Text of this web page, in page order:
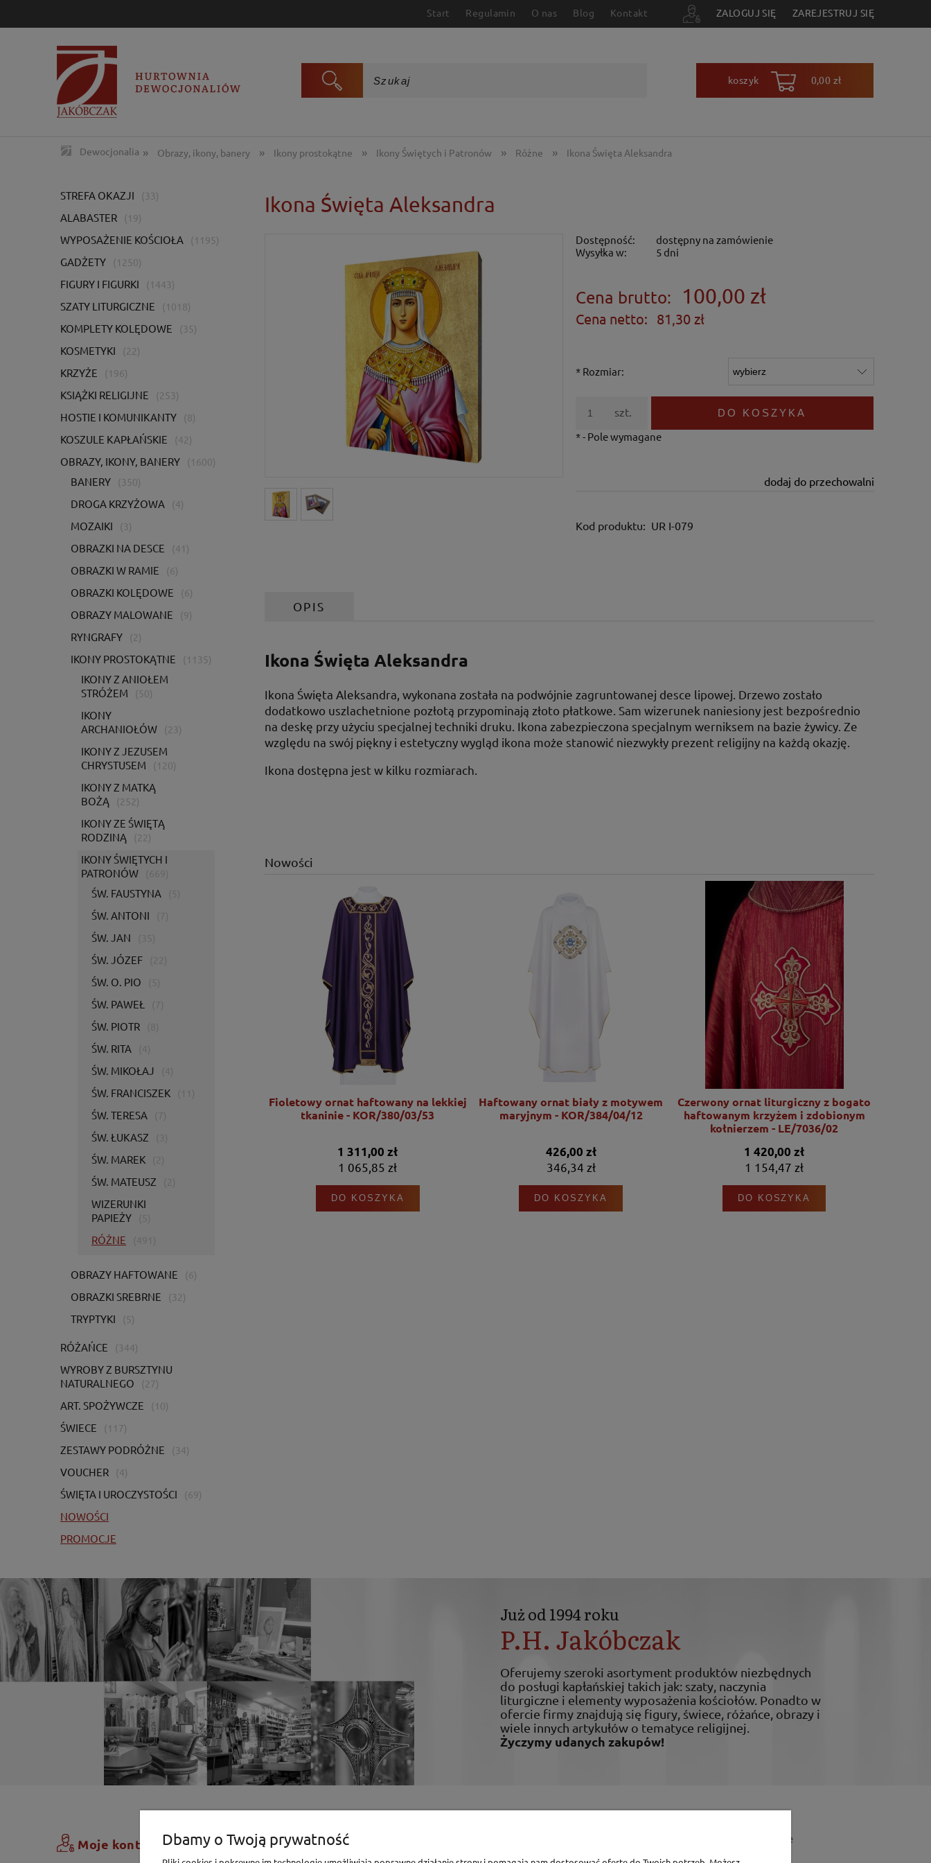
Start Regulamin O nas Blog Kontakt ZALOGUJ SIĘ ZAREJESTRUJ SIĘ
koszyk 0,00 zł
Dewocjonalia » Obrazy, ikony, banery » Ikony prostokątne » Ikony Świętych i Patronów » Różne » Ikona Święta Aleksandra
STREFA OKAZJI (33)
ALABASTER (19)
WYPOSAŻENIE KOŚCIOŁA (1195)
GADŻETY (1250)
FIGURY I FIGURKI (1443)
SZATY LITURGICZNE (1018)
KOMPLETY KOLĘDOWE (35)
KOSMETYKI (22)
KRZYŻE (196)
KSIĄŻKI RELIGIJNE (253)
HOSTIE I KOMUNIKANTY (8)
KOSZULE KAPŁAŃSKIE (42)
OBRAZY, IKONY, BANERY (1600)
BANERY (350)
DROGA KRZYŻOWA (4)
MOZAIKI (3)
OBRAZKI NA DESCE (41)
OBRAZKI W RAMIE (6)
OBRAZKI KOLĘDOWE (6)
OBRAZY MALOWANE (9)
RYNGRAFY (2)
IKONY PROSTOKĄTNE (1135)
IKONY Z ANIOŁEM
STRÓŻEM
(50)
IKONY
ARCHANIOŁÓW
(23)
IKONY Z JEZUSEM
CHRYSTUSEM
(120)
IKONY Z MATKĄ
BOŻĄ
(252)
IKONY ZE ŚWIĘTĄ
RODZINĄ
(22)
IKONY ŚWIĘTYCH I
PATRONÓW
ŚW. FAUSTYNA
ŚW. ANTONI
ŚW. JAN
ŚW. JÓZEF
ŚW. O. PIO
ŚW. PAWEŁ
ŚW. PIOTR
ŚW. RITA
ŚW. MIKOŁAJ
ŚW. FRANCISZEK
ŚW. TERESA
ŚW. ŁUKASZ
ŚW. MAREK
ŚW. MATEUSZ
WIZERUNKI
PAPIEŻY
RÓŻNE
OBRAZY HAFTOWANE (6)
OBRAZKI SREBRNE (32)
TRYPTYKI (5)
RÓŻAŃCE (344)
WYROBY Z BURSZTYNU
NATURALNEGO
(27)
ART. SPOŻYWCZE (10)
ŚWIECE (117)
ZESTAWY PODRÓŻNE (34)
VOUCHER (4)
ŚWIĘTA I UROCZYSTOŚCI (69)
NOWOŚCI
PROMOCJE
Ikona Święta Aleksandra
Dostępność:
dostępny na zamówienie
Wysyłka w:
5 dni
Cena brutto: 100,00 zł
Cena netto: 81,30 zł
* Rozmiar:
szt. DO KOSZYKA
dodaj do przechowalni
*- Pole wymagane
Kod produktu: UR I-079
OPIS
Ikona Święta Aleksandra
Ikona Święta Aleksandra, wykonana została na podwójnie zagruntowanej desce lipowej. Drzewo zostało
dodatkowo uszlachetnione pozłotą przypominają złoto płatkowe. Sam wizerunek naniesiony jest bezpośrednio
na deskę przy użyciu specjalnej techniki druku. Ikona zabezpieczona specjalnym werniksem na bazie żywicy. Ze
względu na swój piękny i estetyczny wygląd ikona może stanowić niezwykły prezent religijny na każdą okazję.
Ikona dostępna jest w kilku rozmiarach.
Nowości
Ornat zielony z bogatym haftem IHS -
KOR/056/01/01
2 215,45 zł
DO KOSZYKA
Fioletowy ornat haftowany na lekkiej
tkaninie - KOR/380/03/53
1 311,00 zł
1 065,85 zł
DO KOSZYKA
Haftowany ornat biały z motywem
maryjnym - KOR/384/04/12
426,00 zł
346,34 zł
DO KOSZYKA
Czerwony ornat liturgiczny z bogato
haftowanym krzyżem i zdobionym
kołnierzem - LE/7036/02
1 420,00 zł
1 154,47 zł
DO KOSZYKA
Już od 1994 roku
P.H. Jakóbczak
Oferujemy szeroki asortyment produktów niezbędnych
do posługi kapłańskiej takich jak: szaty, naczynia
liturgiczne i elementy wyposażenia kościołów. Ponadto w
ofercie firmy znajdują się figury, świece, różańce, obrazy i
wiele innych artykułów o tematyce religijnej.
Życzymy udanych zakupów!
Moje konto Zamówienia Dane teleadresowe
Dbamy o Twoją prywatność